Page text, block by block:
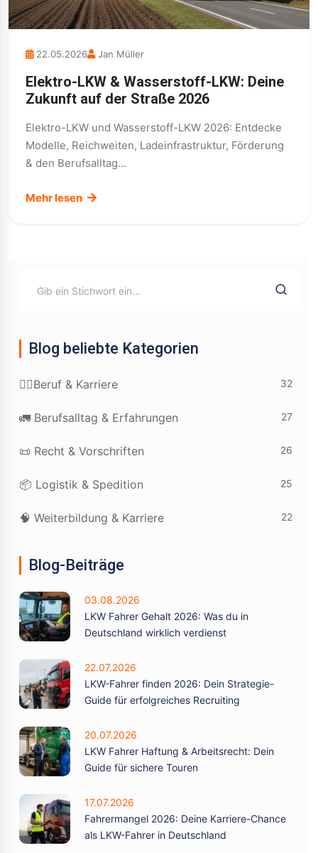
22.05.2026 Jan Müller
Elektro-LKW & Wasserstoff-LKW: Deine
Zukunft auf der Straße 2026
Elektro-LKW und Wasserstoff-LKW 2026: Entdecke
Modelle, Reichweiten, Ladeinfrastruktur, Förderung
& den Berufsalltag...
Mehr lesen
Blog beliebte Kategorien
👷‍♂️Beruf & Karriere 32
🚛 Berufsalltag & Erfahrungen 27
📜 Recht & Vorschriften 26
📦 Logistik & Spedition 25
🧠 Weiterbildung & Karriere 22
Blog-Beiträge
03.08.2026
LKW Fahrer Gehalt 2026: Was du in
Deutschland wirklich verdienst
22.07.2026
LKW-Fahrer finden 2026: Dein Strategie-
Guide für erfolgreiches Recruiting
20.07.2026
LKW Fahrer Haftung & Arbeitsrecht: Dein
Guide für sichere Touren
17.07.2026
Fahrermangel 2026: Deine Karriere-Chance
als LKW-Fahrer in Deutschland